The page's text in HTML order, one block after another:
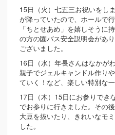
15日（火）七五三お祝いをし
が降っていたので、ホールで
「ちとせあめ」を嬉しそうに
の方の園バス安全説明会があ
ございました。
16日（水）年長さんはなかが
親子でジェルキャンドル作り
ていく！など、楽しい特別な
17日（木）15日にお参りでき
でお参りに行きました。その
大豆を抜いたり、きれいなモ
した。